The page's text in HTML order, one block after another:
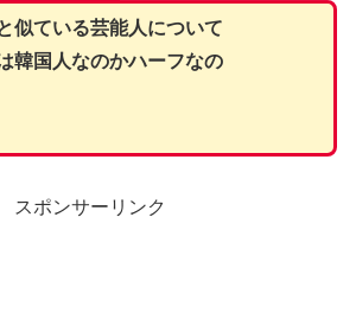
似ている芸能人について
韓国人なのかハーフなの
スポンサーリンク